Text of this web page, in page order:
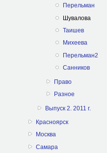
Перельман
Шувалова
Таишев
Михеева
Перельман2
Санников
Право
Разное
Выпуск 2. 2011 г.
Красноярск
Москва
Самара